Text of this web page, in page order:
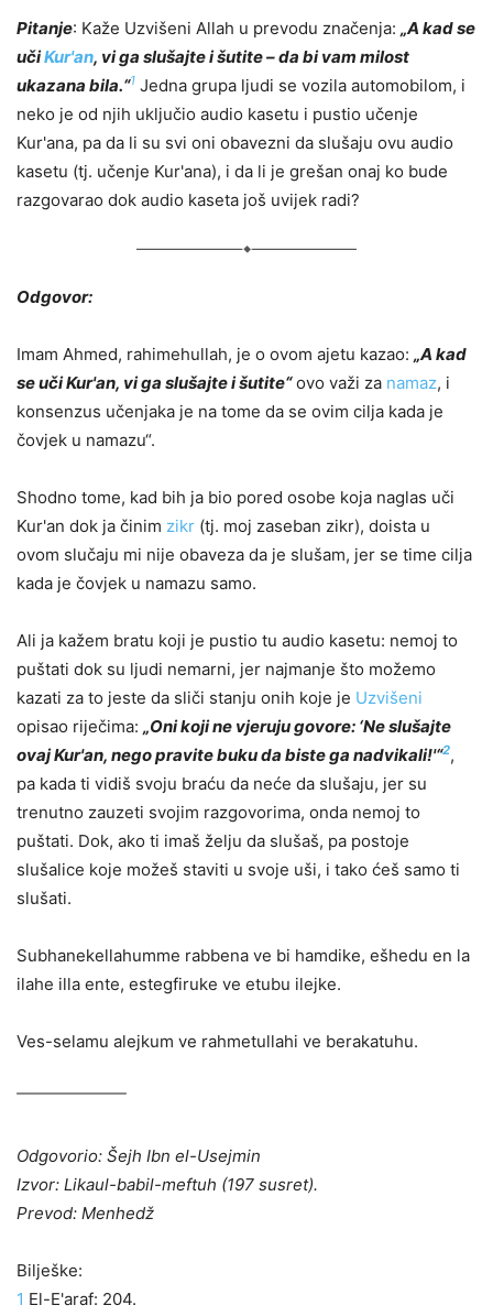
Pitanje: Kaže Uzvišeni Allah u prevodu značenja: „A kad se
učiKur'an, vi ga slušajte i šutite – da bi vam milost
ukazana bila.“1 Jedna grupa ljudi se vozila automobilom, i
neko je od njih uključio audio kasetu i pustio učenje
Kur'ana, pa da li su svi oni obavezni da slušaju ovu audio
kasetu (tj. učenje Kur'ana), i da li je grešan onaj ko bude
razgovarao dok audio kaseta još uvijek radi?
Odgovor:
Imam Ahmed, rahimehullah, je o ovom ajetu kazao: „A kad
se uči Kur'an, vi ga slušajte i šutite“ovo važi za namaz, i
konsenzus učenjaka je na tome da se ovim cilja kada je
čovjek u namazu“.
Shodno tome, kad bih ja bio pored osobe koja naglas uči
Kur'an dok ja činim zikr (tj. moj zaseban zikr), doista u
ovom slučaju mi nije obaveza da je slušam, jer se time cilja
kada je čovjek u namazu samo.
Ali ja kažem bratu koji je pustio tu audio kasetu: nemoj to
puštati dok su ljudi nemarni, jer najmanje što možemo
kazati za to jeste da sliči stanju onih koje je Uzvišeni
opisao riječima: „Oni koji ne vjeruju govore: ‘Ne slušajte
ovaj Kur'an, nego pravite buku da biste ga nadvikali!'“2,
pa kada ti vidiš svoju braću da neće da slušaju, jer su
trenutno zauzeti svojim razgovorima, onda nemoj to
puštati. Dok, ako ti imaš želju da slušaš, pa postoje
slušalice koje možeš staviti u svoje uši, i tako ćeš samo ti
slušati.
Subhanekellahumme rabbena ve bi hamdike, ešhedu en la
ilahe illa ente, estegfiruke ve etubu ilejke.
Ves-selamu alejkum ve rahmetullahi ve berakatuhu.
Odgovorio: Šejh Ibn el-Usejmin
Izvor: Likaul-babil-meftuh (197 susret).
Prevod: Menhedž
Bilješke:
1 El-E'araf: 204.